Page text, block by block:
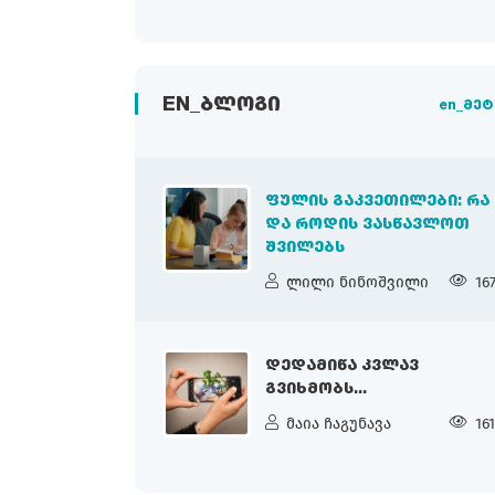
EN_ᲑᲚᲝᲒᲘ
ᲤᲣᲚᲘᲡ ᲒᲐᲙᲕᲔᲗᲘᲚᲔᲑᲘ: ᲠᲐ
ᲓᲐ ᲠᲝᲓᲘᲡ ᲕᲐᲡᲬᲐᲕᲚᲝᲗ
ᲨᲕᲘᲚᲔᲑᲡ
ლილი ნინოშვილი
ᲓᲔᲓᲐᲛᲘᲬᲐ ᲙᲕᲚᲐᲕ
ᲒᲕᲘᲮᲛᲝᲑᲡ...
მაია ჩაგუნავა